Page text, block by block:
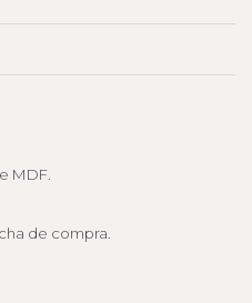
MDF.
de compra.